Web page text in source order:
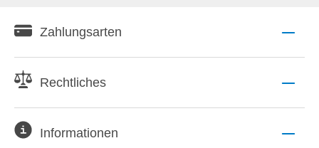
Zahlungsarten
Rechtliches
Informationen